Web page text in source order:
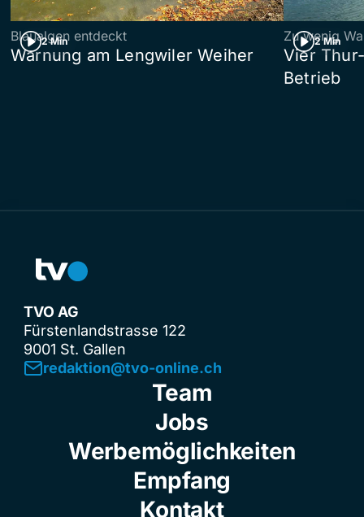
2 Min
Blaualgen entdeckt
Warnung am Lengwiler Weiher
2 Min
Zu wenig
Vier
Betrieb
TVO AG
Fürstenlandstrasse 122
9001 St. Gallen
redaktion@tvo-online.ch
Team
Jobs
Werbemöglichkeiten
Empfang
Kontakt